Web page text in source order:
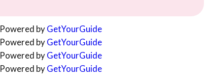
Powered byGetYourGuide
Powered byGetYourGuide
Powered byGetYourGuide
Powered byGetYourGuide